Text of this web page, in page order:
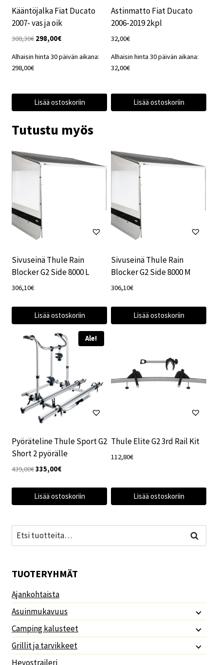
Kääntöjalka Fiat Ducato
2007- vas ja oik
308,30€ Alkuperäinen
oli:
298,00€Nykyinen
on:
Alhaisin hinta 30 päivän aikana:
298,00€
Lisää ostoskoriin
Astinmatto Fiat Ducato
2006-2019 2kpl
32,00€
Alhaisin hinta 30 päivän aikana:
32,00€
Lisää ostoskoriin
Tutustu myös
Sivuseinä Thule Rain
Blocker G2 Side 8000 L
306,10€
Lisää ostoskoriin
Sivuseinä Thule Rain
Blocker G2 Side 8000 M
306,10€
Lisää ostoskoriin
Ale!
Pyöräteline Thule Sport G2
Short 2 pyörälle
439,00€Alkuperäinen
335,00€Nykyinen
Lisää ostoskoriin
Thule Elite G2 3rd Rail Kit
112,80€
Lisää ostoskoriin
Etsi: Haku
TUOTERYHMÄT
Ajankohtaista
Asuinmukavuus
Camping kalusteet
Grillit ja tarvikkeet
Hevostraileri